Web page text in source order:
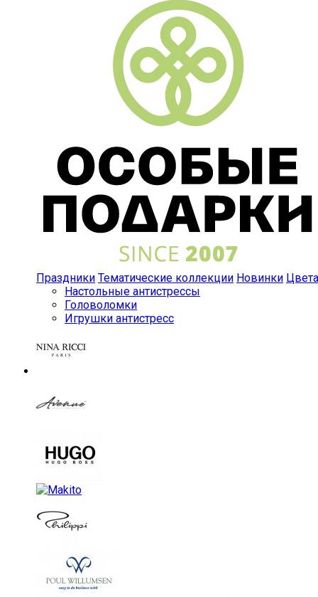
Праздники Тематические коллекции Новинки Цвета
Настольные антистрессы
Головоломки
Игрушки антистресс